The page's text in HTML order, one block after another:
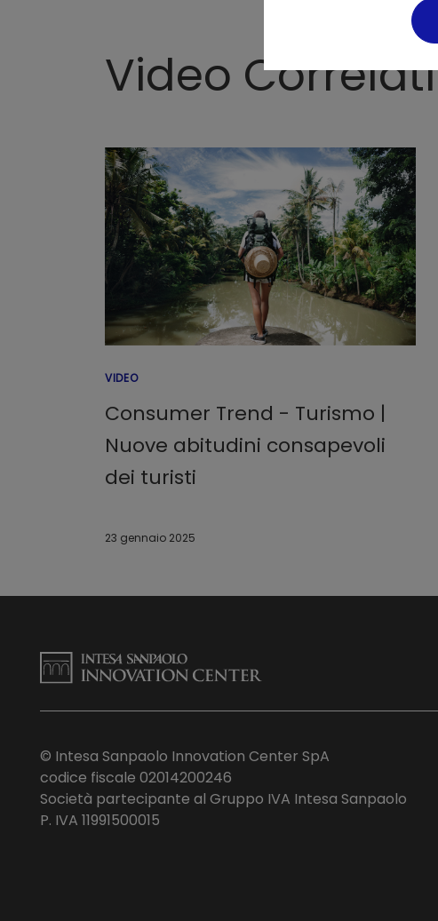
Video Correlati
VIDEO
Consumer Trend - Turismo |
Nuove abitudini consapevoli
dei turisti
23 gennaio 2025
© Intesa Sanpaolo Innovation Center SpA
codice fiscale 02014200246
Società partecipante al Gruppo IVA Intesa Sanpaolo
P. IVA 11991500015